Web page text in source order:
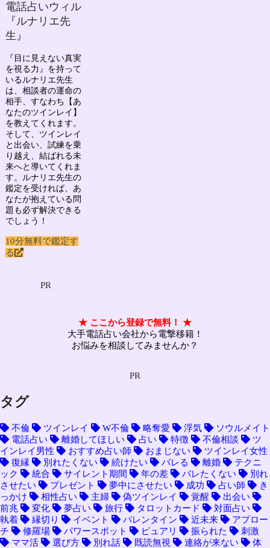
電話占いウィル
『ルナリエ先
生』
『目に見えない真実
を視る力』を持って
いる ルナリエ先生
は、相談者の運命の
相手、すなわち 【あ
なたのツインレイ】
を教えてくれます。
そして、ツインレイ
と出会い、試練を乗
り越え、結ばれる未
来へと導いてくれま
す。ルナリエ先生の
鑑定を受ければ、あ
なたが抱えている問
題も必ず解決できる
でしょう！
10分無料で鑑定す
る
PR
★ ここから登録で無料！ ★
大手電話占い会社から電撃移籍！
お悩みを相談してみませんか？
PR
タグ
不倫 ツインレイ W不倫 略奪愛 浮気
ソウルメイト
電話占い
離婚してほしい 占い 特徴 不倫相談
ツ
インレイ男性
おすすめ占い師 おまじない
ツインレイ女性
復縁
別れたくない 続けたい バレる 離婚
テクニ
ック
統合 サイレント期間 年の差 バレたくない
別れ
させたい
プレゼント 夢中にさせたい 成功 占い師
き
っかけ
相性占い 主婦 偽ツインレイ 覚醒
出会い
前兆
変化 夢占い 旅行 タロットカード
対面占い
執着
縁切り イベント バレンタイン 近未来
アプロー
チ
修羅場 パワースポット ピュアリ 振られた
刺激
ママ活
選び方 別れ話 既読無視 連絡が来ない
体